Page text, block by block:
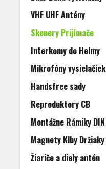
VHF UHF Antény
Skenery Prijímače
Interkomy do Helmy
Mikrofóny vysielačiek
Handsfree sady
Reproduktory CB
Montážne Rámiky DIN
Magnety Klby Držiaky
Žiariče a diely antén